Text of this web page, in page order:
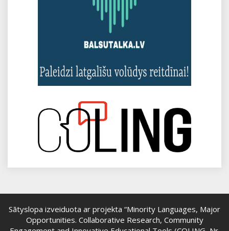
Sātyslopa izveiduota ar projekta “Minority Languages, Major
Opportunities. Collaborative Research, Community